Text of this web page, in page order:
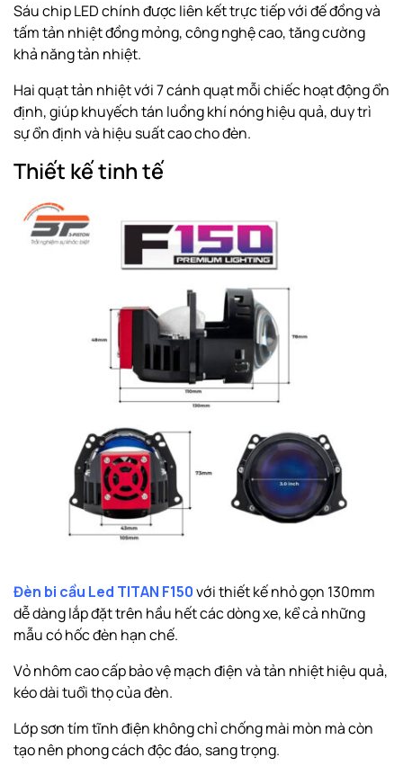
Sáu chip LED chính được liên kết trực tiếp với đế đồng và
tấm tản nhiệt đồng mỏng, công nghệ cao, tăng cường
khả năng tản nhiệt.
Hai quạt tản nhiệt với 7 cánh quạt mỗi chiếc hoạt động ổn
định, giúp khuyếch tán luồng khí nóng hiệu quả, duy trì
sự ổn định và hiệu suất cao cho đèn.
Thiết kế tinh tế
Đèn bi cầu Led TITAN F150với thiết kế nhỏ gọn 130mm
dễ dàng lắp đặt trên hầu hết các dòng xe, kể cả những
mẫu có hốc đèn hạn chế.
Vỏ nhôm cao cấp bảo vệ mạch điện và tản nhiệt hiệu quả,
kéo dài tuổi thọ của đèn.
Lớp sơn tím tĩnh điện không chỉ chống mài mòn mà còn
tạo nên phong cách độc đáo, sang trọng.